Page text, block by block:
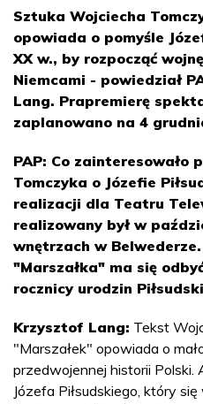
Sztuka Wojciecha
opowiada o pomyśle
XX w., by rozpocząć
Niemcami - powiedział
Lang. Prapremierę
zaplanowano na 4
PAP: Co zainteresowało
Tomczyka o Józefie
realizacji dla Teatru
realizowany był w
wnętrzach w
"Marszałka" ma się
rocznicy urodzin
Krzysztof Lang: Tekst
"Marszałek" opowiada o
przedwojennej historii Polski.
Józefa Piłsudskiego, który